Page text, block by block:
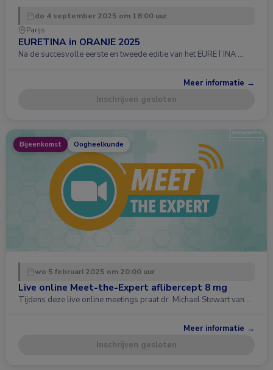
do 4 september 2025 om 18:00 uur
Parijs
EURETINA in ORANJE 2025
Na de succesvolle eerste en tweede editie van het EURETINA …
Meer informatie →
Inschrijven gesloten
Bijeenkomst Oogheelkunde
wo 5 februari 2025 om 20:00 uur
Live online Meet-the-Expert aflibercept 8 mg
Tijdens deze live online meetings praat dr. Michael Stewart van …
Meer informatie →
Inschrijven gesloten